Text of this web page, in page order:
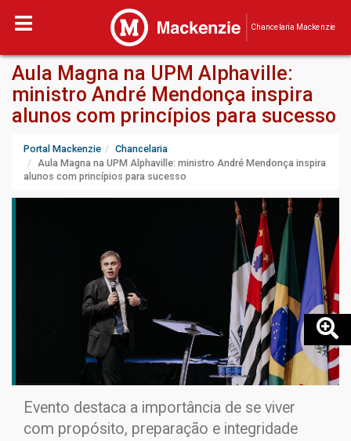
Chancelaria Mackenzie
Aula Magna na UPM Alphaville:
ministro André Mendonça inspira
alunos com princípios para sucesso
Portal Mackenzie
Chancelaria
Aula Magna na UPM Alphaville: ministro André Mendonça inspira
alunos com princípios para sucesso
Evento destaca a importância de se viver
com propósito, preparação e integridade